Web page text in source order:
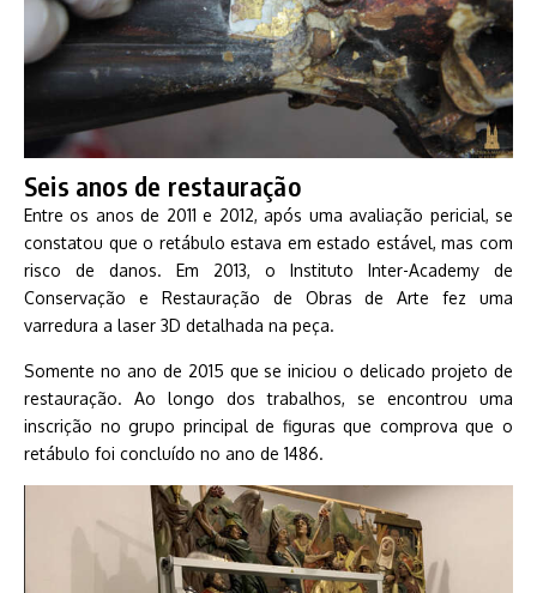
Seis anos de restauração
Entre os anos de 2011 e 2012, após uma avaliação pericial, se
constatou que o retábulo estava em estado estável, mas com
risco de danos. Em 2013, o Instituto Inter-Academy de
Conservação e Restauração de Obras de Arte fez uma
varredura a laser 3D detalhada na peça.
Somente no ano de 2015 que se iniciou o delicado projeto de
restauração. Ao longo dos trabalhos, se encontrou uma
inscrição no grupo principal de figuras que comprova que o
retábulo foi concluído no ano de 1486.